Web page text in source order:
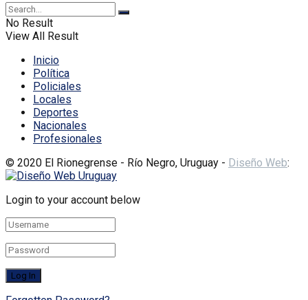
No Result
View All Result
Inicio
Política
Policiales
Locales
Deportes
Nacionales
Profesionales
© 2020 El Rionegrense - Río Negro, Uruguay - Diseño Web:
Login to your account below